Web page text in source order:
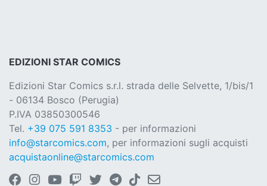
EDIZIONI STAR COMICS
Edizioni Star Comics s.r.l. strada delle Selvette, 1/bis/1
- 06134 Bosco (Perugia)
P.IVA 03850300546
Tel. +39 075 591 8353 - per informazioni
info@starcomics.com, per informazioni sugli acquisti
acquistaonline@starcomics.com